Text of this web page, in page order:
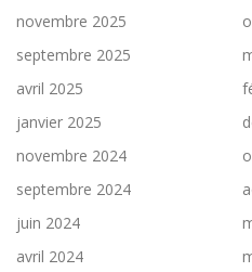
novembre 2025
septembre 2025
avril 2025
janvier 2025
novembre 2024
septembre 2024
juin 2024
avril 2024